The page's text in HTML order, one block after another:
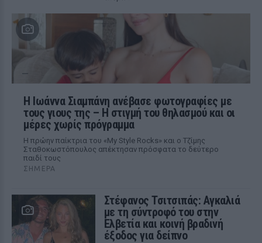
H Ιωάννα Σιαμπάνη ανέβασε φωτογραφίες με
τους γιους της – Η στιγμή του θηλασμού και οι
μέρες χωρίς πρόγραμμα
Η πρώην παίκτρια του «My Style Rocks» και ο Τζίμης
Σταθοκωστόπουλος απέκτησαν πρόσφατα το δεύτερο
παιδί τους
ΣΉΜΕΡΑ
Στέφανος Τσιτσιπάς: Αγκαλιά
με τη σύντροφό του στην
Ελβετία και κοινή βραδινή
έξοδος για δείπνο